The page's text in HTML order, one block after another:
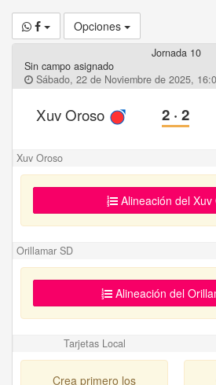
Opciones
Jornada 10
Sin campo asignado
Sábado, 22 de Noviembre de 2025,
Xuv Oroso 2 ·2
Xuv Oroso
Alineación del Xuv
Orillamar SD
Alineación del
Tarjetas Local
Crea primero los